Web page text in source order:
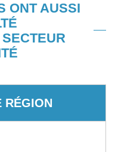
ONT AUSSI
RÉGION